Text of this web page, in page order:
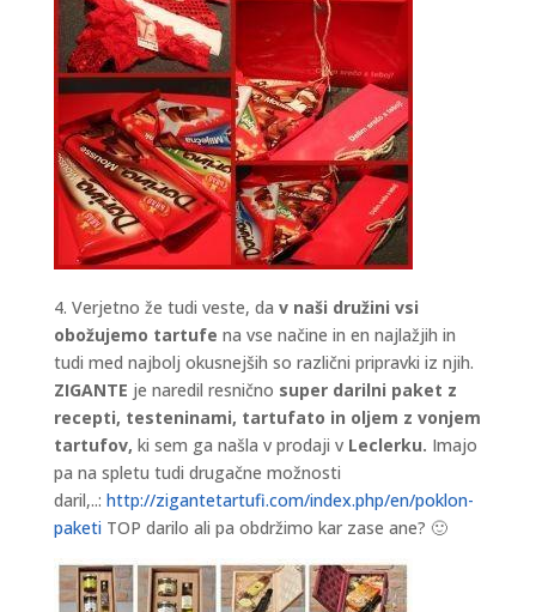
4. Verjetno že tudi veste, da v naši družini vsi
obožujemo tartufe na vse načine in en najlažjih in
tudi med najbolj okusnejših so različni pripravki iz njih.
ZIGANTE je naredil resnično super darilni paket z
recepti, testeninami, tartufato in oljem z vonjem
tartufov, ki sem ga našla v prodaji vLeclerku. Imajo
pa na spletu tudi drugačne možnosti
daril,..: http://zigantetartufi.com/index.php/en/poklon-
paketiTOP darilo ali pa obdržimo kar zase ane? 🙂